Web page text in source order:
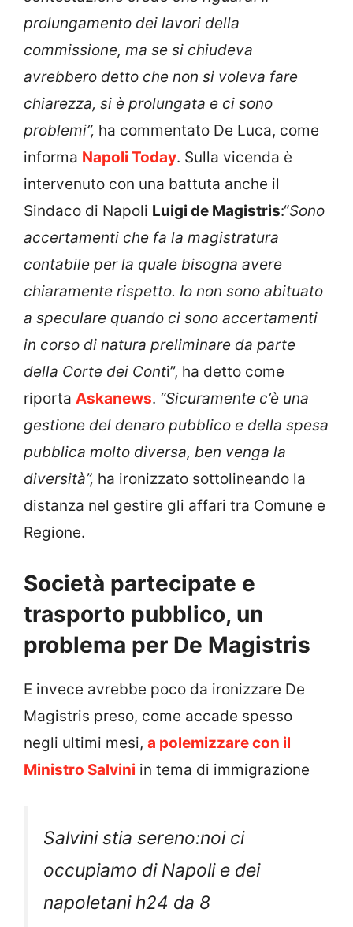
prolungamento dei lavori della
commissione, ma se si chiudeva
avrebbero detto che non si voleva fare
chiarezza, si è prolungata e ci sono
problemi”, ha commentato De Luca, come
informa Napoli Today. Sulla vicenda è
intervenuto con una battuta anche il
Sindaco di Napoli Luigi de Magistris:“Sono
accertamenti che fa la magistratura
contabile per la quale bisogna avere
chiaramente rispetto. Io non sono abituato
a speculare quando ci sono accertamenti
in corso di natura preliminare da parte
della Corte dei Conti”, ha detto come
riporta Askanews. “Sicuramente c’è una
gestione del denaro pubblico e della spesa
pubblica molto diversa, ben venga la
diversità”, ha ironizzato sottolineando la
distanza nel gestire gli affari tra Comune e
Regione.
Società partecipate e
trasporto pubblico, un
problema per De Magistris
E invece avrebbe poco da ironizzare De
Magistris preso, come accade spesso
negli ultimi mesi, a polemizzare con il
Ministro Salvini in tema di immigrazione
Salvini stia sereno:noi ci
occupiamo di Napoli e dei
napoletani h24 da 8